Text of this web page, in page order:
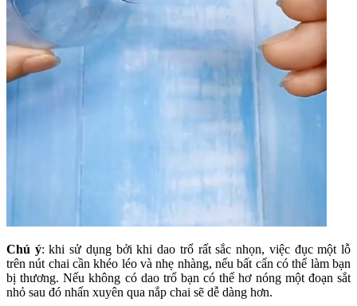
Chú ý: khi sử dụng bởi khi dao trổ rất sắc nhọn, việc đục một lỗ
trên nút chai cần khéo léo và nhẹ nhàng, nếu bất cẩn có thể làm bạn
bị thương. Nếu không có dao trổ bạn có thể hơ nóng một đoạn sắt
nhỏ sau đó nhấn xuyên qua nắp chai sẽ dễ dàng hơn.